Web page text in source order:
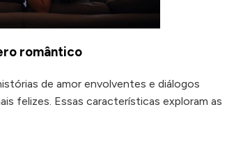
romântico
de amor envolventes e diálogos
felizes. Essas características exploram as